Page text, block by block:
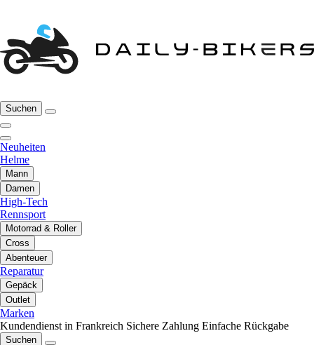
Suchen
Neuheiten
Helme
Mann
Damen
High-Tech
Rennsport
Motorrad & Roller
Cross
Abenteuer
Reparatur
Gepäck
Outlet
Marken
Kundendienst in Frankreich Sichere Zahlung Einfache Rückgabe
Suchen